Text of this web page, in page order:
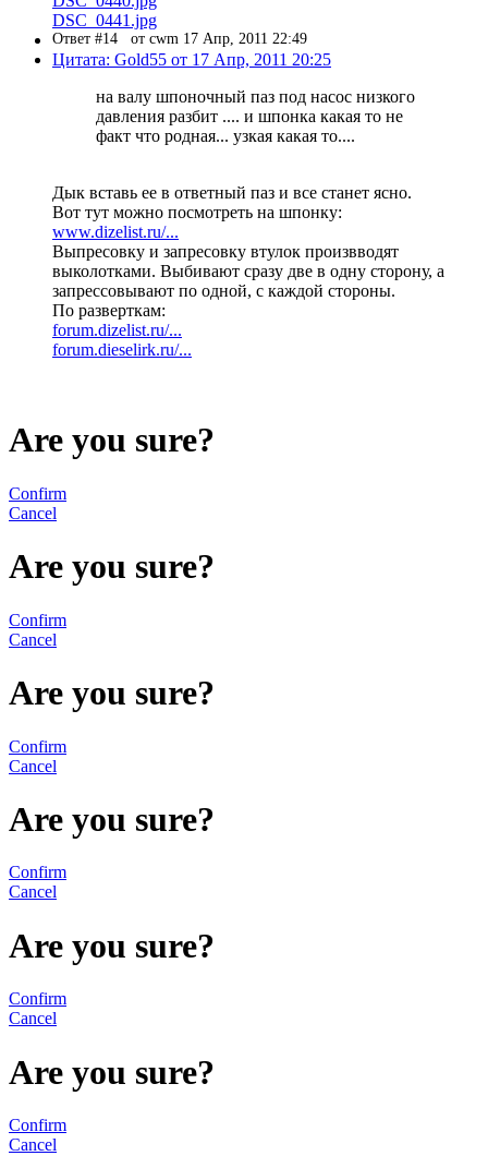
DSC_0441.jpg
Ответ #14 от cwm 17 Апр, 2011 22:49
Цитата: Gold55 от 17 Апр, 2011 20:25
на валу шпоночный паз под насос низкого
давления разбит .... и шпонка какая то не
факт что родная... узкая какая то....
Дык вставь ее в ответный паз и все станет ясно.
Вот тут можно посмотреть на шпонку:
www.dizelist.ru/...
Выпресовку и запресовку втулок произвводят
выколотками. Выбивают сразу две в одну сторону, а
запрессовывают по одной, с каждой стороны.
По разверткам:
forum.dizelist.ru/...
forum.dieselirk.ru/...
Are you sure?
Confirm
Cancel
Are you sure?
Confirm
Cancel
Are you sure?
Confirm
Cancel
Are you sure?
Confirm
Cancel
Are you sure?
Confirm
Cancel
Are you sure?
Confirm
Cancel